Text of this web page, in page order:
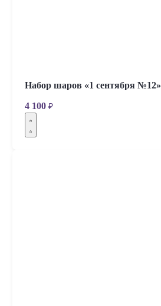
Набор шаров «1 сентября №12»
4 100 ₽